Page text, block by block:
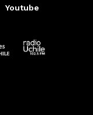
Youtube